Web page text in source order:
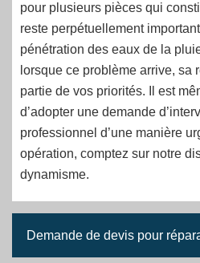
pour plusieurs pièces qui
reste perpétuellement
pénétration des eaux de la
lorsque ce problème arrive, sa
partie de vos priorités. Il est
d’adopter une demande
professionnel d’une manière
opération, comptez sur notre
dynamisme.
Demande de devis pour